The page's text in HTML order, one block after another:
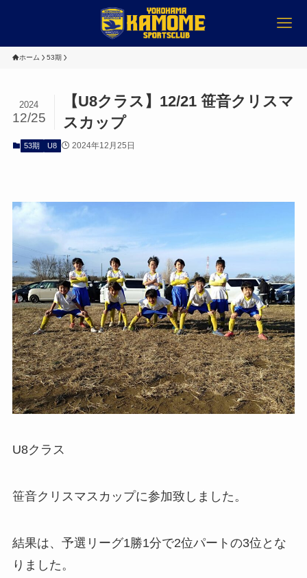
ホーム 53期
【U8クラス】12/21 笹音クリスマ
スカップ
2024
12/25
53期 U8 2024年12月25日
U8クラス
笹音クリスマスカップに参加致しました。
結果は、予選リーグ1勝1分で2位パートの3位とな
りました。